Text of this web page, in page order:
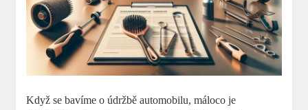
Když se bavíme o údržbě automobilu, máloco je